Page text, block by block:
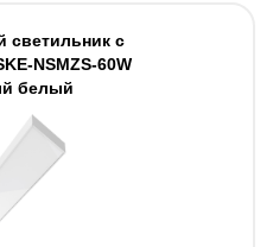
светильник с
NSMZS-60W
белый